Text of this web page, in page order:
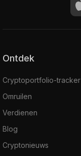
Ontdek
Cryptoportfolio-tracker
Omruilen
Verdienen
Blog
Cryptonieuws